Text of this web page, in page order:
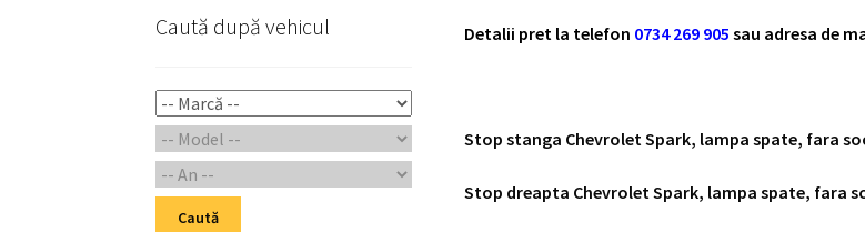
Detalii pret la telefon 0734 269 905 sau adresa de
Stop stanga Chevrolet Spark, lampa spate, fara
Stop dreapta Chevrolet Spark, lampa spate, fara
Caută după vehicul
Caută